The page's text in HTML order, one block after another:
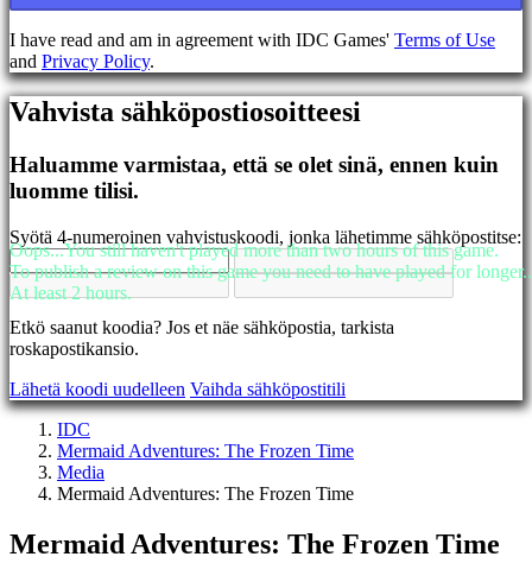
EL
EN
ES
FI
FR
HR
JA
KO
NL
PL
PT
RO
SR
SV
TR
UK
I have read and am in agreement with IDC Games' Terms of Use
and Privacy Policy.
Vahvista sähköpostiosoitteesi
Haluamme varmistaa, että se olet sinä, ennen kuin
luomme tilisi.
Syötä 4-numeroinen vahvistuskoodi, jonka lähetimme sähköpostitse:
Etkö saanut koodia? Jos et näe sähköpostia, tarkista
roskapostikansio.
Lähetä koodi uudelleen Vaihda sähköpostitili
IDC
Mermaid Adventures: The Frozen Time
Media
Mermaid Adventures: The Frozen Time
Mermaid Adventures: The Frozen Time
Oops...You still haven't played more than two hours of this game.
To publish a review on this game you need to have played for
At least 2 hours.